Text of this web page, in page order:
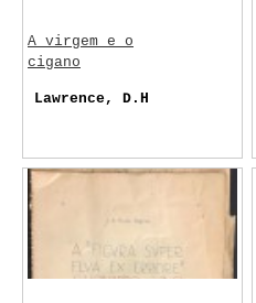
A virgem e o
cigano
Lawrence, D.H